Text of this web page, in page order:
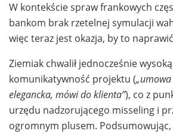
W kontekście spraw frankowych
bankom brak rzetelnej symulacji
więc teraz jest okazja, by to
Ziemiak chwalił jednocześnie
komunikatywność projektu (
elegancka, mówi do klienta”), co z
urzędu nadzorującego misseling i
ogromnym plusem. Podsumowując,